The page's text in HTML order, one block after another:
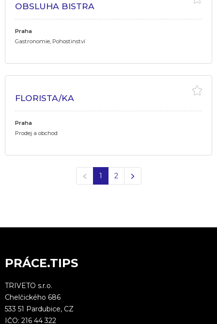
OBSLUHA BISTRA
Praha
Gastronomie, Pohostinství
FLORISTA/KA
Praha
Prodej a obchod
Předchozí
1 2
PRÁCE.TIPS
TRIVETO s.r.o.
Chelčického 686
533 51 Pardubice, CZ
IČO: 216 44 322